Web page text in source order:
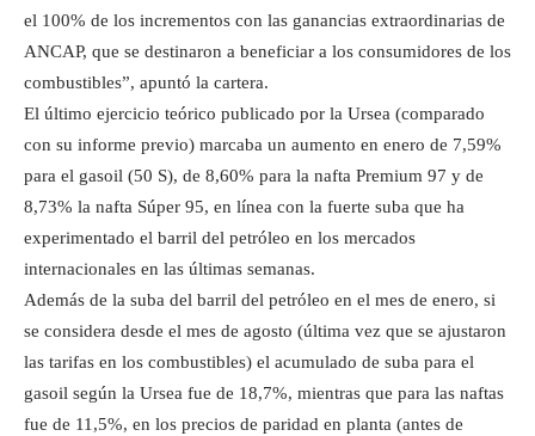
el 100% de los incrementos con las ganancias extraordinarias de
ANCAP, que se destinaron a beneficiar a los consumidores de los
combustibles”, apuntó la cartera.
El último ejercicio teórico publicado por la Ursea (comparado
con su informe previo) marcaba un aumento en enero de 7,59%
para el gasoil (50 S), de 8,60% para la nafta Premium 97 y de
8,73% la nafta Súper 95, en línea con la fuerte suba que ha
experimentado el barril del petróleo en los mercados
internacionales en las últimas semanas.
Además de la suba del barril del petróleo en el mes de enero, si
se considera desde el mes de agosto (última vez que se ajustaron
las tarifas en los combustibles) el acumulado de suba para el
gasoil según la Ursea fue de 18,7%, mientras que para las naftas
fue de 11,5%, en los precios de paridad en planta (antes de